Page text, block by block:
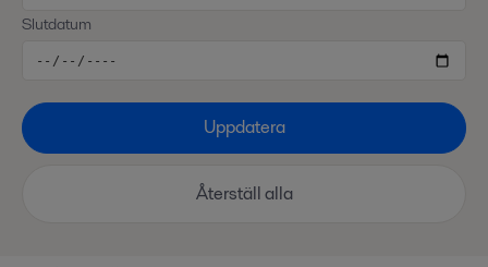
Slutdatum
Uppdatera
Återställ alla